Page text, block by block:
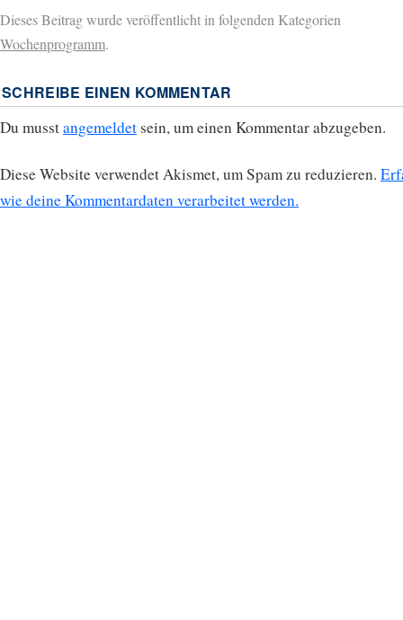
Dieses Beitrag wurde veröffentlicht in folgenden Kategorien
Wochenprogramm.
SCHREIBE EINEN KOMMENTAR
Du musstangemeldet sein, um einen Kommentar abzugeben.
Diese Website verwendet Akismet, um Spam zu reduzieren.
wie deine Kommentardaten verarbeitet werden.